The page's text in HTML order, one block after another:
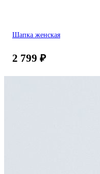
Шапка женская
2 799 ₽